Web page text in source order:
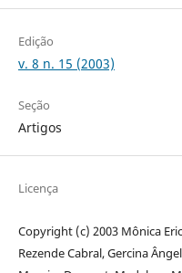
Edição
v. 8 n. 15 (2003)
Seção
Artigos
Licença
Copyright (c) 2003 Mônica
Rezende Cabral, Gercina